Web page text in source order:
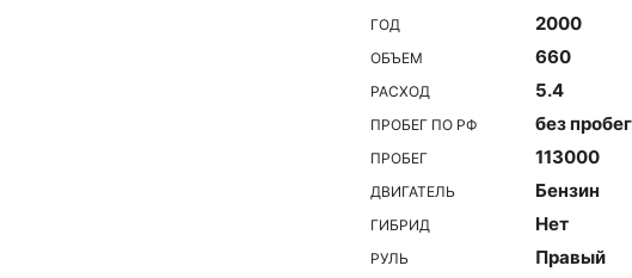
ГОД 2000
ОБЪЕМ 660
РАСХОД 5.4
ПРОБЕГ ПО РФ без
ПРОБЕГ 113000
ДВИГАТЕЛЬ Бензин
ГИБРИД Нет
РУЛЬ Правый